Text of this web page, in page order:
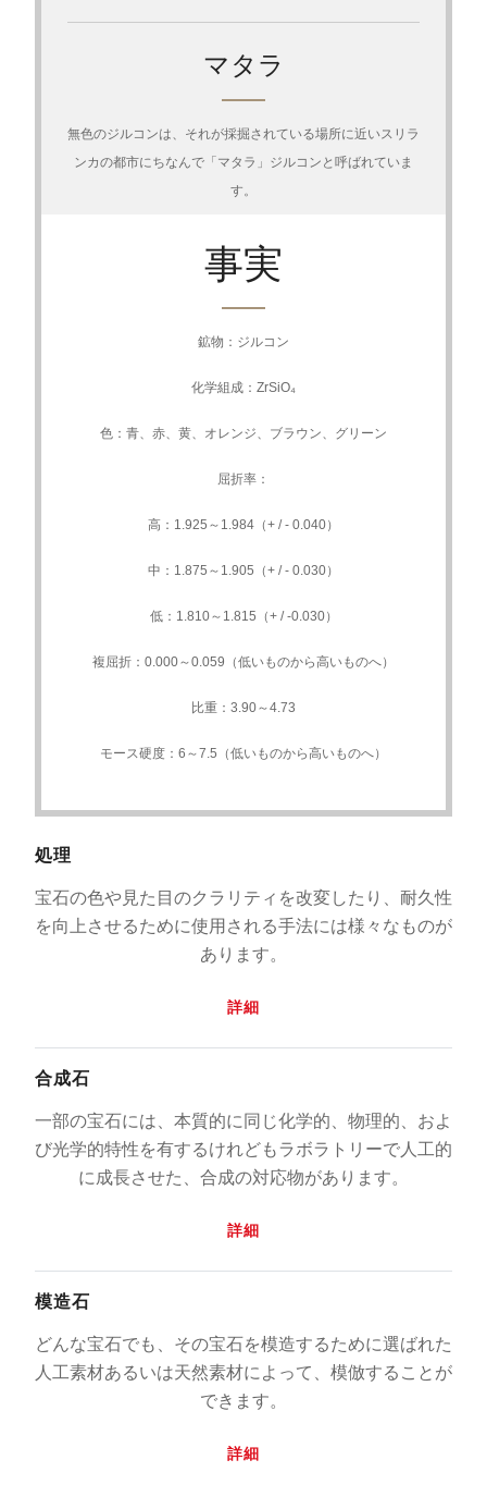
マタラ
無色のジルコンは、それが採掘されている場所に近いスリラ
ンカの都市にちなんで「マタラ」ジルコンと呼ばれていま
す。
事実
鉱物：ジルコン
化学組成：ZrSiO₄
色：青、赤、黄、オレンジ、ブラウン、グリーン
屈折率：
高：1.925～1.984（+ / - 0.040）
中：1.875～1.905（+ / - 0.030）
低：1.810～1.815（+ / -0.030）
複屈折：0.000～0.059（低いものから高いものへ）
比重：3.90～4.73
モース硬度：6～7.5（低いものから高いものへ）
処理
宝石の色や見た目のクラリティを改変したり、耐久性
を向上させるために使用される手法には様々なものが
あります。
詳細
合成石
一部の宝石には、本質的に同じ化学的、物理的、およ
び光学的特性を有するけれどもラボラトリーで人工的
に成長させた、合成の対応物があります。
詳細
模造石
どんな宝石でも、その宝石を模造するために選ばれた
人工素材あるいは天然素材によって、模倣することが
できます。
詳細